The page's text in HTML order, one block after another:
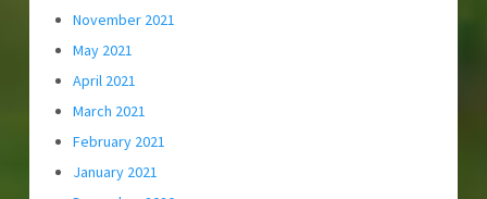
November 2021
May 2021
April 2021
March 2021
February 2021
January 2021